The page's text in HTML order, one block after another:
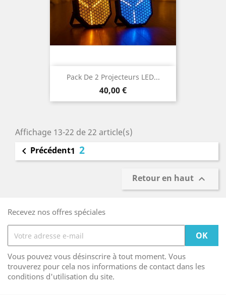
Pack De 2 Projecteurs LED...
Prix
40,00 €
Affichage 13-22 de 22 article(s)
 Précédent1 2
Retour en haut 
Recevez nos offres spéciales
Vous pouvez vous désinscrire à tout moment. Vous
trouverez pour cela nos informations de contact dans les
conditions d'utilisation du site.